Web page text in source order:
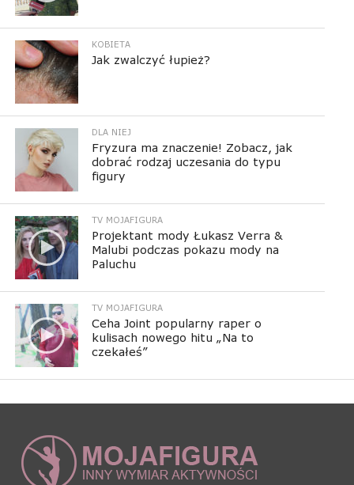
KOBIETA
Jak zwalczyć łupież?
DLA NIEJ
Fryzura ma znaczenie! Zobacz, jak
dobrać rodzaj uczesania do typu
figury
TV MOJAFIGURA
Projektant mody Łukasz Verra &
Malubi podczas pokazu mody na
Paluchu
TV MOJAFIGURA
Ceha Joint popularny raper o
kulisach nowego hitu „Na to
czekałeś”